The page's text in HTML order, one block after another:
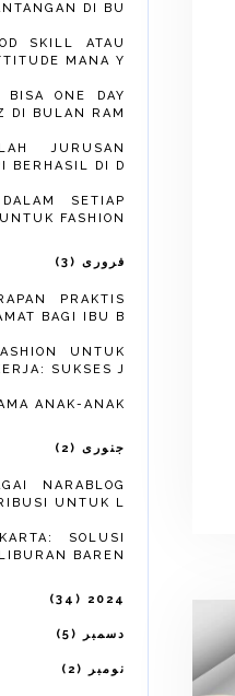
DI BU...
SKILL ATAU
MANA Y...
BISA ONE DAY
DI BULAN RAM...
JURUSAN
BERHASIL DI D...
SETIAP
FASHION...
فروری 3
PRAKTIS
BAGI IBU B...
UNTUK
SUKSES J...
ANAK-ANAK
جنوری 2
NARABLOG
UNTUK L...
SOLUSI
BAREN...
2024
34
دسمبر 5
نومبر 2